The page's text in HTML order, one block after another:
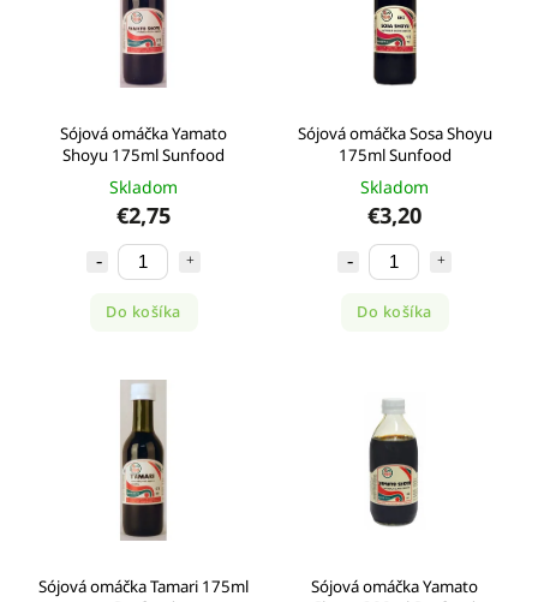
Sójová omáčka Yamato
Shoyu 175ml Sunfood
Skladom
€2,75
Do košíka
Sójová omáčka Sosa Shoyu
175ml Sunfood
Skladom
€3,20
Do košíka
Sójová omáčka Tamari 175ml
Sójová omáčka Yamato